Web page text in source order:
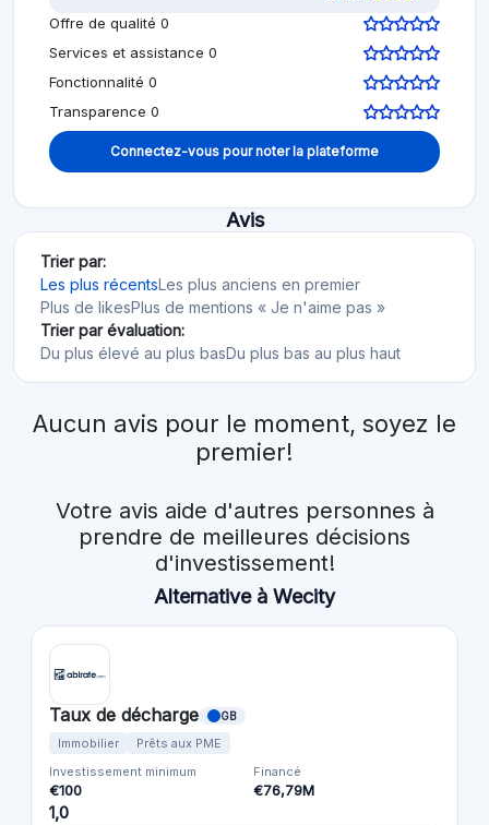
Offre de qualité 0
Services et assistance 0
Fonctionnalité 0
Transparence 0
Connectez-vous pour noter la plateforme
Avis
Trier par:
Les plus récentsLes plus anciens en premier
Plus de likesPlus de mentions « Je n'aime pas »
Trier par évaluation:
Du plus élevé au plus basDu plus bas au plus haut
Aucun avis pour le moment, soyez le
premier!
Votre avis aide d'autres personnes à
prendre de meilleures décisions
d'investissement!
Alternative à Wecity
Taux de décharge GB
Immobilier
Prêts aux PME
Investissement minimum
€100
Financé
€76,79M
1,0